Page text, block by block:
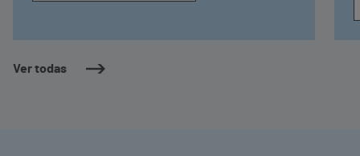
Ver todas